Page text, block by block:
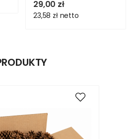
29,00 zł
23,58 zł netto